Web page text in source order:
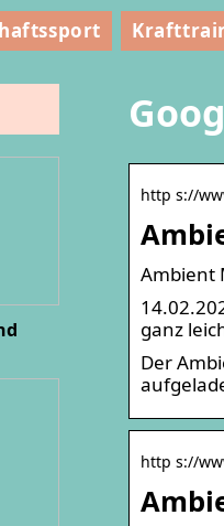
http s://
Ambient
ganz
Der
http s://